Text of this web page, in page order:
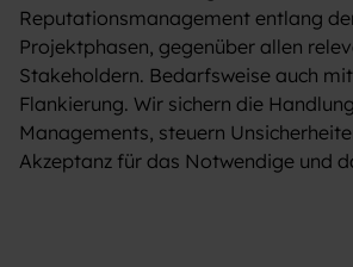
Reputationsmanagement entlang
Projektphasen, gegenüber allen
Stakeholdern. Bedarfsweise auch
Flankierung. Wir sichern die
Managements, steuern
Akzeptanz für das Notwendige und